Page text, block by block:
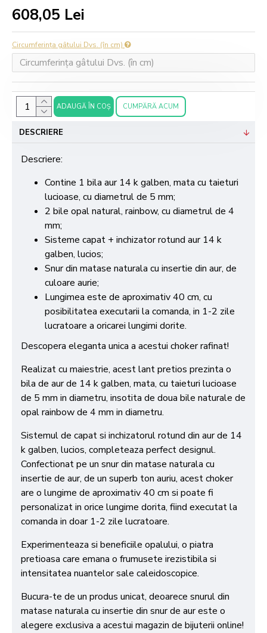
608,05 Lei
Circumferința gâtului Dvs. (în cm)
ADAUGĂ ÎN COŞ CUMPĂRĂ ACUM
DESCRIERE
Descriere:
Contine 1 bila aur 14 k galben, mata cu taieturi
lucioase, cu diametrul de 5 mm;
2 bile opal natural, rainbow, cu diametrul de 4
mm;
Sisteme capat + inchizator rotund aur 14 k
galben, lucios;
Snur din matase naturala cu insertie din aur, de
culoare aurie;
Lungimea este de aproximativ 40 cm, cu
posibilitatea executarii la comanda, in 1-2 zile
lucratoare a oricarei lungimi dorite.
Descopera eleganta unica a acestui choker rafinat!
Realizat cu maiestrie, acest lant pretios prezinta o
bila de aur de 14 k galben, mata, cu taieturi lucioase
de 5 mm in diametru, insotita de doua bile naturale de
opal rainbow de 4 mm in diametru.
Sistemul de capat si inchizatorul rotund din aur de 14
k galben, lucios, completeaza perfect designul.
Confectionat pe un snur din matase naturala cu
insertie de aur, de un superb ton auriu, acest choker
are o lungime de aproximativ 40 cm si poate fi
personalizat in orice lungime dorita, fiind executat la
comanda in doar 1-2 zile lucratoare.
Experimenteaza si beneficiile opalului, o piatra
pretioasa care emana o frumusete irezistibila si
intensitatea nuantelor sale caleidoscopice.
Bucura-te de un produs unicat, deoarece snurul din
matase naturala cu insertie din snur de aur este o
alegere exclusiva a acestui magazin de bijuterii online!